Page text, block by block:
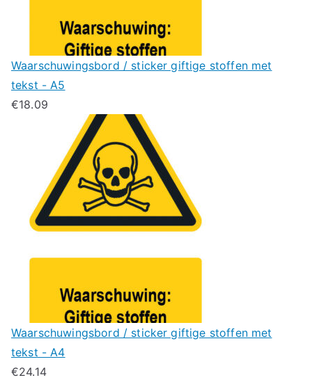
Waarschuwingsbord / sticker giftige stoffen met
tekst - A5
€18.09
Waarschuwingsbord / sticker giftige stoffen met
tekst - A4
€24.14